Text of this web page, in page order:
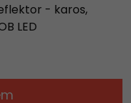
- karos,
LED